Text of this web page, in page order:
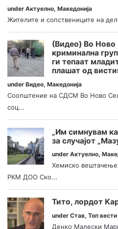
under Актуелно, Македонија
Жителите и сопствениците на
(Видео) Во Ново
криминална
ги тепаат
плашат од
under Видео, Македонија
Соопштение на СДСМ Во Ново
соц...
„Им симнувам
за случајот
under Актуелно,
Хемиско вештачење
РКМ ДОО Ско...
Тито, лордот
under Став, Топ вести
Денко Малески